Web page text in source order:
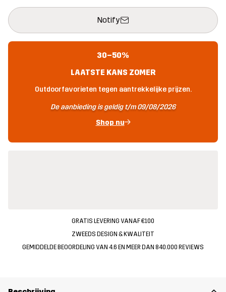
Notify
Deze knop opent een modal met de bevestiging van een
{{size}} niet beschikbaar
30–50%
LAATSTE KANS ZOMER
Outdoorfavorieten tegen aantrekkelijke prijzen.
De aanbieding is geldig t/m 09/08/2026
Shop nu
GRATIS LEVERING VANAF €100
ZWEEDS DESIGN & KWALITEIT
GEMIDDELDE BEOORDELING VAN 4.6 EN MEER DAN 840.000 REVIEWS